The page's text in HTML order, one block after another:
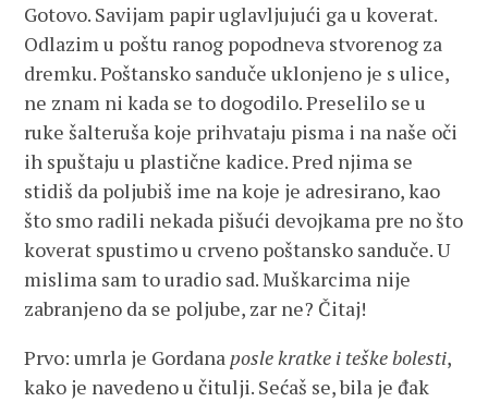
Gotovo. Savijam papir uglavljujući ga u koverat.
Odlazim u poštu ranog popodneva stvorenog za
dremku. Poštansko sanduče uklonjeno je s ulice,
ne znam ni kada se to dogodilo. Preselilo se u
ruke šalteruša koje prihvataju pisma i na naše oči
ih spuštaju u plastične kadice. Pred njima se
stidiš da poljubiš ime na koje je adresirano, kao
što smo radili nekada pišući devojkama pre no što
koverat spustimo u crveno poštansko sanduče. U
mislima sam to uradio sad. Muškarcima nije
zabranjeno da se poljube, zar ne? Čitaj!
Prvo: umrla je Gordana posle kratke i teške bolesti,
kako je navedeno u čitulji. Sećaš se, bila je đak